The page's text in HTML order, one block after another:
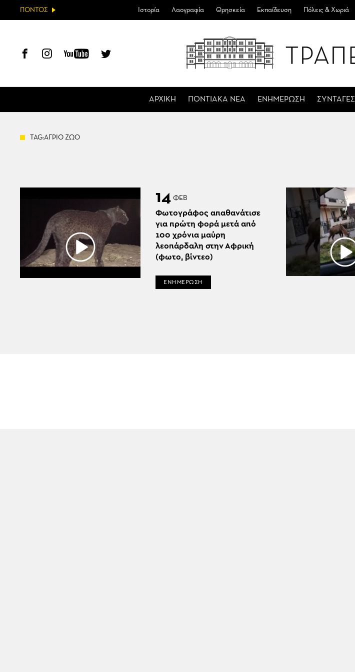
ΠΟΝΤΟΣ Ιστορία Λαογραφία Θρησκεία Εκπαίδευση Πόλεις & Χωριά
ΑΡΧΙΚΗ ΠΟΝΤΙΑΚΑ ΝΕΑ ΕΝΗΜΕΡΩΣΗ ΣΥΝΤΑΓΕΣ
TAG:ΑΓΡΙΟ ΖΩΟ
14 ΦΕΒ
Φωτογράφος απαθανάτισε
για πρώτη φορά μετά από
100 χρόνια μαύρη
λεοπάρδαλη στην Αφρική
(φωτο, βίντεο)
ΕΝΗΜΕΡΩΣΗ